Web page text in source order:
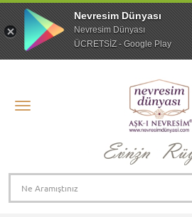
Nevresim Dünyası
Nevresim Dünyası
ÜCRETSİZ - Google Play